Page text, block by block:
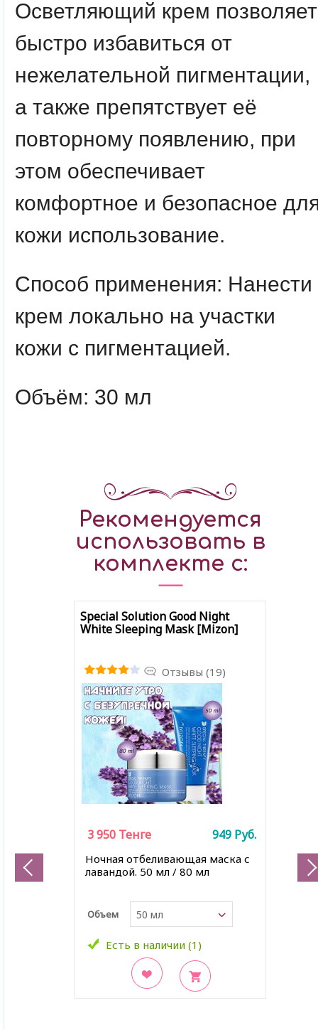
Осветляющий крем позволяет
быстро избавиться от
нежелательной пигментации,
а также препятствует её
повторному появлению, при
этом обеспечивает
комфортное и безопасное
кожи использование.
Способ применения: Нанести
крем локально на участки
кожи с пигментацией.
Объём: 30 мл
Рекомендуется
использовать в
комплекте с:
Special Solution Good Night
White Sleeping Mask [Mizon]
Отзывы (19)
Ночная отбеливающая маска с
лавандой. 50 мл / 80 мл
Объем 50 мл
Есть в наличии (1)
3 950 Тенге 949 Руб.